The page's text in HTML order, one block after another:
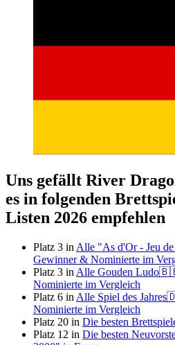
Uns gefällt River
es in folgenden
Listen 2026 empfehlen
Platz 3 in Alle "As d'Or - Jeu
Gewinner & Nominierte im
Platz 3 in Alle Gouden
Nominierte im Vergleich
Platz 6 in Alle Spiel des
Nominierte im Vergleich
Platz 20 in Die besten
Platz 12 in Die besten